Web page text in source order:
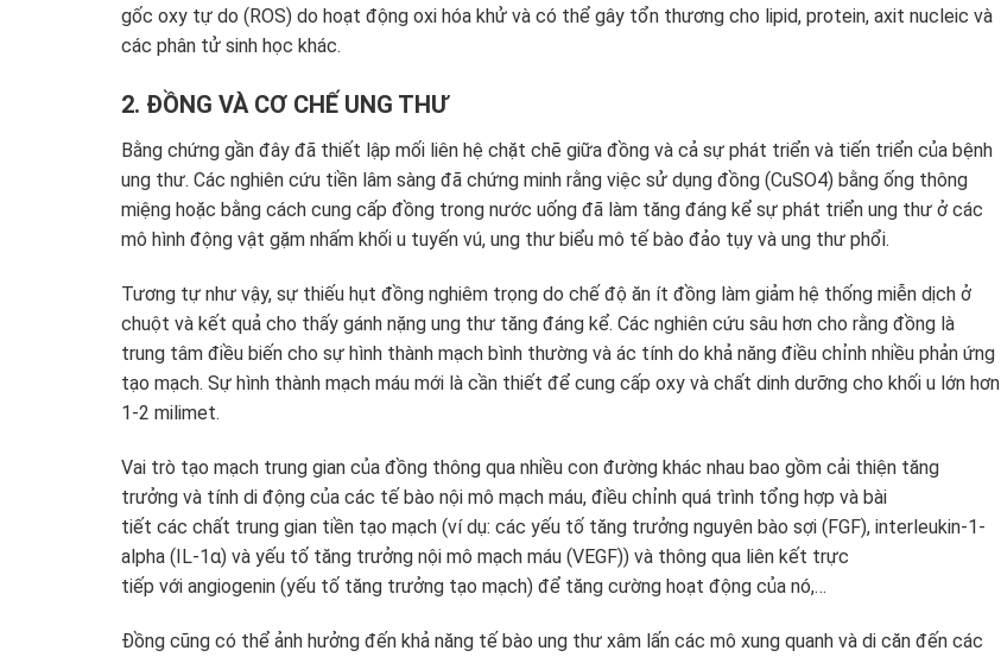
gốc oxy tự do (ROS) do hoạt động oxi hóa khử và có thể gây tổn thương cho lipid, protein, axit nucleic và
các phân tử sinh học khác.
2. ĐỒNG VÀ CƠ CHẾ UNG THƯ
Bằng chứng gần đây đã thiết lập mối liên hệ chặt chẽ giữa đồng và cả sự phát triển và tiến triển của bệnh
ung thư. Các nghiên cứu tiền lâm sàng đã chứng minh rằng việc sử dụng đồng (CuSO4) bằng ống thông
miệng hoặc bằng cách cung cấp đồng trong nước uống đã làm tăng đáng kể sự phát triển ung thư ở các
mô hình động vật gặm nhấm khối u tuyến vú, ung thư biểu mô tế bào đảo tụy và ung thư phổi.
Tương tự như vậy, sự thiếu hụt đồng nghiêm trọng do chế độ ăn ít đồng làm giảm hệ thống miễn dịch ở
chuột và kết quả cho thấy gánh nặng ung thư tăng đáng kể. Các nghiên cứu sâu hơn cho rằng đồng là
trung tâm điều biến cho sự hình thành mạch bình thường và ác tính do khả năng điều chỉnh nhiều phản ứng
tạo mạch. Sự hình thành mạch máu mới là cần thiết để cung cấp oxy và chất dinh dưỡng cho khối u lớn hơn
1-2 milimet.
Vai trò tạo mạch trung gian của đồng thông qua nhiều con đường khác nhau bao gồm cải thiện tăng
trưởng và tính di động của các tế bào nội mô mạch máu, điều chỉnh quá trình tổng hợp và bài
tiết các chất trung gian tiền tạo mạch (ví dụ: các yếu tố tăng trưởng nguyên bào sợi (FGF), interleukin-1-
alpha (IL-1α) và yếu tố tăng trưởng nội mô mạch máu (VEGF)) và thông qua liên kết trực
tiếp với angiogenin (yếu tố tăng trưởng tạo mạch) để tăng cường hoạt động của nó,…
Đồng cũng có thể ảnh hưởng đến khả năng tế bào ung thư xâm lấn các mô xung quanh và di căn đến các